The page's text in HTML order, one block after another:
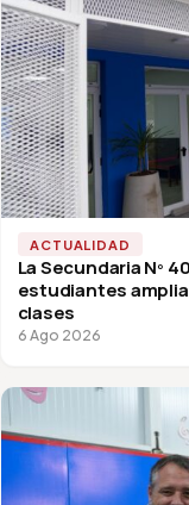
ACTUALIDAD
La Secundaria Nº
estudiantes
clases
6 Ago 2026